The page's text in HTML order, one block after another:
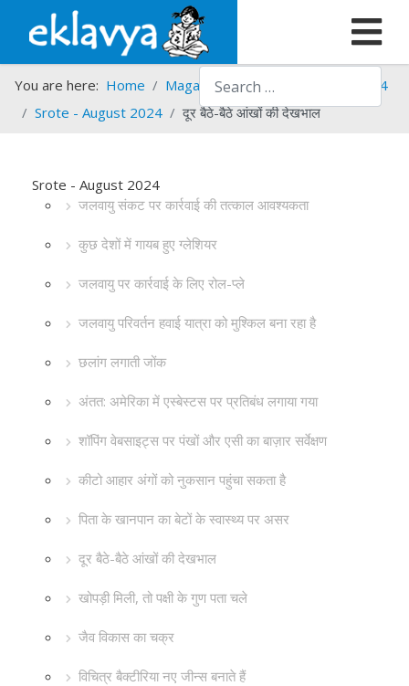
Search
You are here: Home Magazines Srote
Srote - 2024
Srote - August 2024
दूर बैठे-बैठे आंखों की देखभाल
Srote - August 2024
जलवायु संकट पर कार्रवाई की तत्काल आवश्यकता
कुछ देशों में गायब हुए ग्लेशियर
जलवायु पर कार्रवाई के लिए रोल-प्ले
जलवायु परिवर्तन हवाई यात्रा को मुश्किल बना रहा है
छलांग लगाती जोंक
अंतत: अमेरिका में एस्बेस्टस पर प्रतिबंध लगाया गया
शॉपिंग वेबसाइट्स पर पंखों और एसी का बाज़ार सर्वेक्षण
कीटो आहार अंगों को नुकसान पहुंचा सकता है
पिता के खानपान का बेटों के स्वास्थ्य पर असर
दूर बैठे-बैठे आंखों की देखभाल
खोपड़ी मिली, तो पक्षी के गुण पता चले
जैव विकास का चक्र
विचित्र बैक्टीरिया नए जीन्स बनाते हैं